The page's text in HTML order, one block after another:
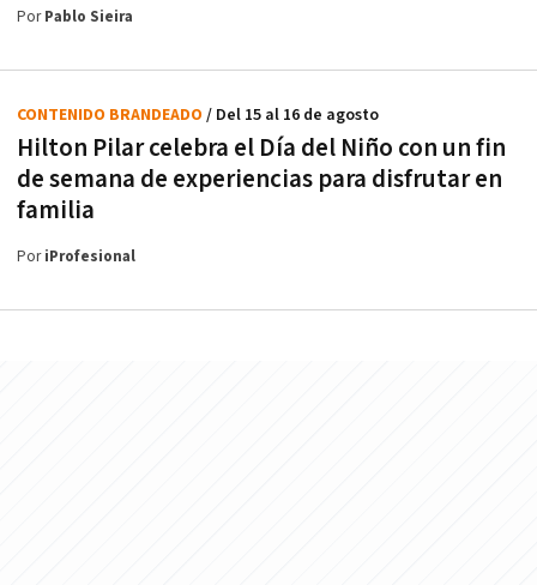
PorPablo Sieira
Hilton Pilar celebra el Día del Niño con un fin
de semana de experiencias para disfrutar en
familia
CONTENIDO BRANDEADO / Del 15 al 16 de agosto
PoriProfesional